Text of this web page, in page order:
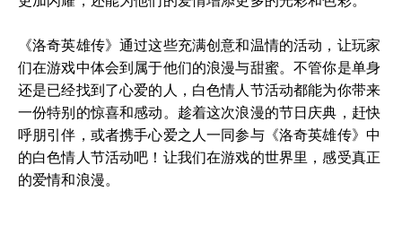
《洛奇英雄传》通过这些充满创意和温情的活动，让玩家
们在游戏中体会到属于他们的浪漫与甜蜜。不管你是单身
还是已经找到了心爱的人，白色情人节活动都能为你带来
一份特别的惊喜和感动。趁着这次浪漫的节日庆典，赶快
呼朋引伴，或者携手心爱之人一同参与《洛奇英雄传》中
的白色情人节活动吧！让我们在游戏的世界里，感受真正
的爱情和浪漫。